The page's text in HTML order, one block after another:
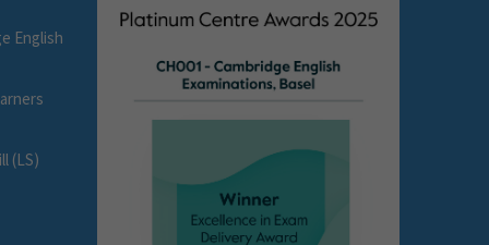
English
(LS)